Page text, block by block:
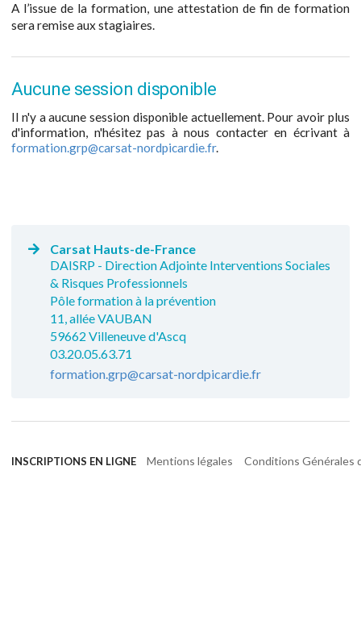
A l’issue de la formation, une attestation de fin de formation
sera remise aux stagiaires.
Aucune session disponible
Il n'y a aucune session disponible actuellement. Pour avoir plus
d'information, n'hésitez pas à nous contacter en écrivant à
formation.grp@carsat-nordpicardie.fr.
Carsat Hauts-de-France
DAISRP - Direction Adjointe Interventions Sociales
& Risques Professionnels
Pôle formation à la prévention
11, allée VAUBAN
59662 Villeneuve d'Ascq
03.20.05.63.71
formation.grp@carsat-nordpicardie.fr
INSCRIPTIONS EN LIGNE Mentions légales Conditions Générales